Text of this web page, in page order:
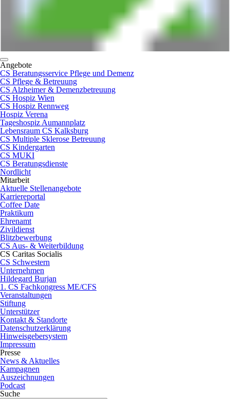
Angebote
CS Beratungsservice Pflege und Demenz
CS Pflege & Betreuung
CS Alzheimer & Demenzbetreuung
CS Hospiz Wien
CS Hospiz Rennweg
Hospiz Verena
Tageshospiz Aumannplatz
Lebensraum CS Kalksburg
CS Multiple Sklerose Betreuung
CS Kindergarten
CS MUKI
CS Beratungsdienste
Nordlicht
Mitarbeit
Aktuelle Stellenangebote
Karriereportal
Coffee Date
Praktikum
Ehrenamt
Zivildienst
Blitzbewerbung
CS Aus- & Weiterbildung
CS Caritas Socialis
CS Schwestern
Unternehmen
Hildegard Burjan
1. CS Fachkongress ME/CFS
Veranstaltungen
Stiftung
Unterstützer
Kontakt & Standorte
Datenschutzerklärung
Hinweisgebersystem
Impressum
Presse
News & Aktuelles
Kampagnen
Auszeichnungen
Podcast
Suche